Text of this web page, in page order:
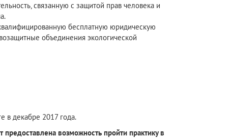
связанную с защитой прав человека и
бесплатную юридическую
объединения экологической
в декабре 2017 года.
возможность пройти практику в